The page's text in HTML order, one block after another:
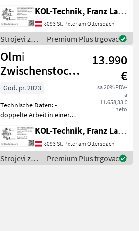
Stockaustriebe und Gras in
einem Schritt - Schonende
Neigung: 15°-Neigung der
Nylonrolle schont die
Stöcke - Geländeflexib
KOL-Technik, Franz Lampl-Küssner
8093 St. Peter am Ottersbach
Strojevi za
vinogradarstvo
/ Olmi
Premium Plus trgovac
Olmi
Zwischenstock
Ökobürste
2seitig
13.990
€
sa 20% PDV-
a
11.658,33 €
neto
God. pr. 2023
Technische Daten: -
doppelte Arbeit in einer
Gasse - Unterstock
Reinigung und
Stockaustriebentfernung -
Entfernt Stockaustriebe
und Unkraut in einem
KOL-Technik, Franz Lampl-Küssner
8093 St. Peter am Ottersbach
Strojevi za
vinogradarstvo
Premium Plus trgovac